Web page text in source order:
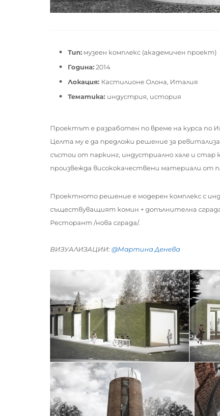
Тип: музеен комплекс (академичен проект)
Година:2014
Локация: Кастилионе Олона, Италия
Тематика: индустрия, история
Проектът е разработен по време на курса по
Целта му е да предложи решение за
състои от паркинг, индустриално хале и стар
произвежда висококачествени материали от
Проектното решение е модерен комплекс с
съществуващият комин + допълнителна
Ресторант /нова сграда/.
ВИЗУАЛИЗАЦИИ:@Мартина Денева